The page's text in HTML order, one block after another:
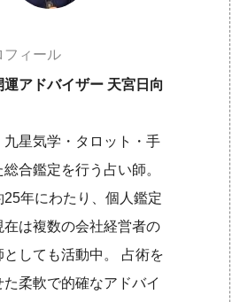
フィール
運アドバイザー 天宮日向
九星気学・タロット・手
合鑑定を行う占い師。
25年にわたり、個人鑑定
在は複数の会社経営者の
としても活動中。 占術を
柔軟で的確なアドバイ